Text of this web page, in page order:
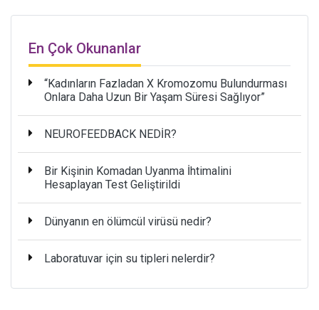
En Çok Okunanlar
“Kadınların Fazladan X Kromozomu Bulundurması
Onlara Daha Uzun Bir Yaşam Süresi Sağlıyor”
NEUROFEEDBACK NEDİR?
Bir Kişinin Komadan Uyanma İhtimalini
Hesaplayan Test Geliştirildi
Dünyanın en ölümcül virüsü nedir?
Laboratuvar için su tipleri nelerdir?